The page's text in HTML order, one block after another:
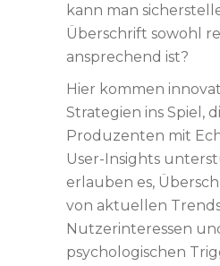
kann man
Überschrift sowohl
ansprechend ist?
Hier kommen
Strategien ins Spiel,
Produzenten mit
User-Insights
erlauben es,
von aktuellen
Nutzerinteressen
psychologischen